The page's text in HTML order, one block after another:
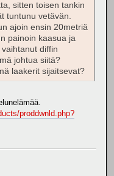
sitten toisen tankin
tuntunu vetävän.
ajoin ensin 20metriä
painoin kaasua ja
diffin
johtua siitä?
laakerit sijaitsevat?
proddwnld.php?